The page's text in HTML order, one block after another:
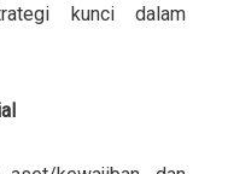
kunci dalam